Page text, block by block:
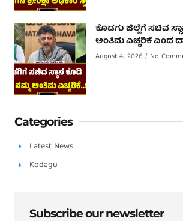
ಕೊಡಗು ಜಿಲ್ಲೆಗೆ ಸಚಿವ
ಅಂತಿಮ ಎಚ್ಚರಿಕೆ ಎಂದ
August 4, 2026 No
Categories
Latest News
Kodagu
Subscribe our newsletter